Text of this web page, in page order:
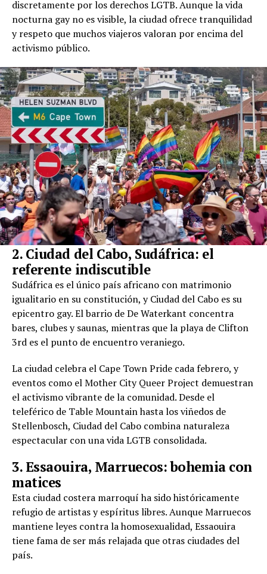
discretamente por los derechos LGTB. Aunque la vida
nocturna gay no es visible, la ciudad ofrece tranquilidad
y respeto que muchos viajeros valoran por encima del
activismo público.
2. Ciudad del Cabo, Sudáfrica: el
referente indiscutible
Sudáfrica es el único país africano con matrimonio
igualitario en su constitución, y Ciudad del Cabo es su
epicentro gay. El barrio de De Waterkant concentra
bares, clubes y saunas, mientras que la playa de Clifton
3rd es el punto de encuentro veraniego.
La ciudad celebra el Cape Town Pride cada febrero, y
eventos como el Mother City Queer Project demuestran
el activismo vibrante de la comunidad. Desde el
teleférico de Table Mountain hasta los viñedos de
Stellenbosch, Ciudad del Cabo combina naturaleza
espectacular con una vida LGTB consolidada.
3. Essaouira, Marruecos: bohemia con
matices
Esta ciudad costera marroquí ha sido históricamente
refugio de artistas y espíritus libres. Aunque Marruecos
mantiene leyes contra la homosexualidad, Essaouira
tiene fama de ser más relajada que otras ciudades del
país.